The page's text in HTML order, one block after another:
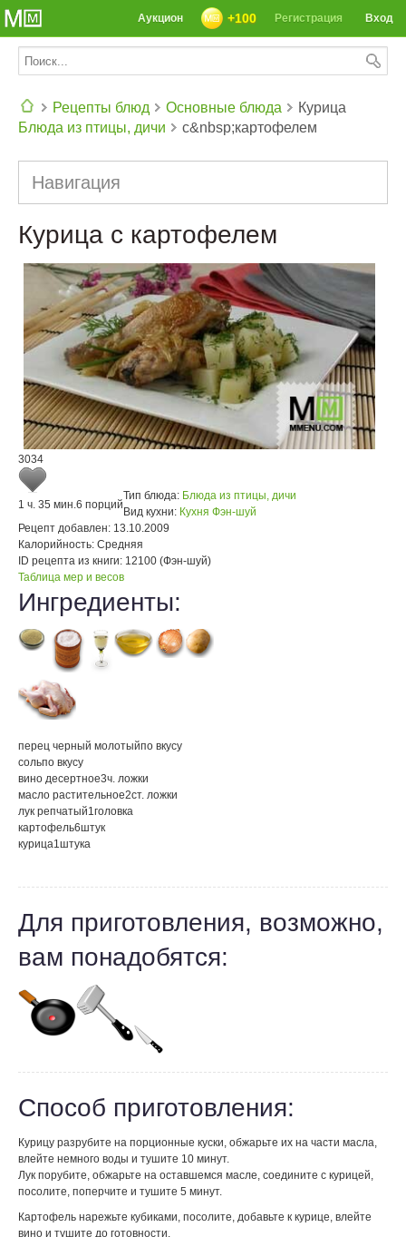
Вход
Регистрация
+100
Аукцион
Рецепты блюд
Основные блюда
Блюда из птицы, дичи
Курица
с&nbsp;картофелем
Навигация
Курица с картофелем
3034
1 ч. 35 мин.6 порций
Тип блюда: Блюда из птицы, дичи
Вид кухни: Кухня Фэн-шуй
Рецепт добавлен: 13.10.2009
Калорийность: Средняя
ID рецепта из книги: 12100 (Фэн-шуй)
Таблица мер и весов
Ингредиенты:
перец черный молотыйпо вкусу
сольпо вкусу
вино десертное3ч. ложки
масло растительное2ст. ложки
лук репчатый1головка
картофель6штук
курица1штука
Для приготовления, возможно,
вам понадобятся:
Способ приготовления:
Курицу разрубите на порционные куски, обжарьте их на части масла,
влейте немного воды и тушите 10 минут.
Лук порубите, обжарьте на оставшемся масле, соедините с курицей,
посолите, поперчите и тушите 5 минут.
Картофель нарежьте кубиками, посолите, добавьте к курице, влейте
вино и тушите до готовности.